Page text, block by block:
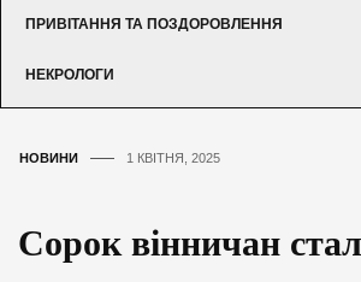
ПРИВІТАННЯ ТА ПОЗДОРОВЛЕННЯ
НЕКРОЛОГИ
НОВИНИ 1 КВІТНЯ, 2025
Сорок вінничан